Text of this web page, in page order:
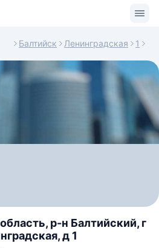
Балтийск Ленинградская 1
р-н Балтийский, г
д 1